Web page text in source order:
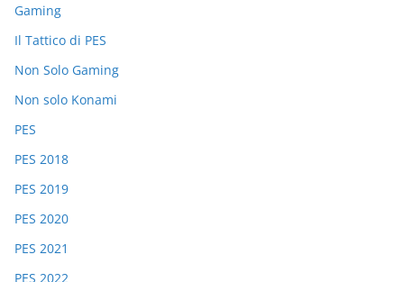
Gaming
Il Tattico di PES
Non Solo Gaming
Non solo Konami
PES
PES 2018
PES 2019
PES 2020
PES 2021
PES 2022